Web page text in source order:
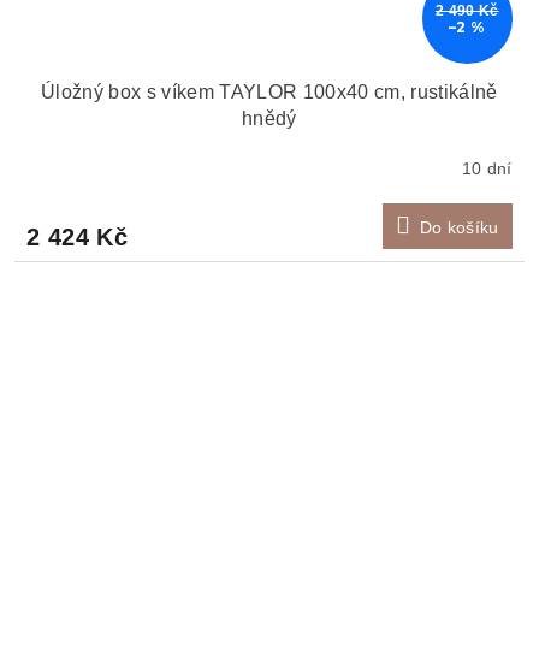
2 490 Kč
–2 %
Úložný box s víkem TAYLOR 100x40 cm, rustikálně
hnědý
10 dní
2 424 Kč Do košíku